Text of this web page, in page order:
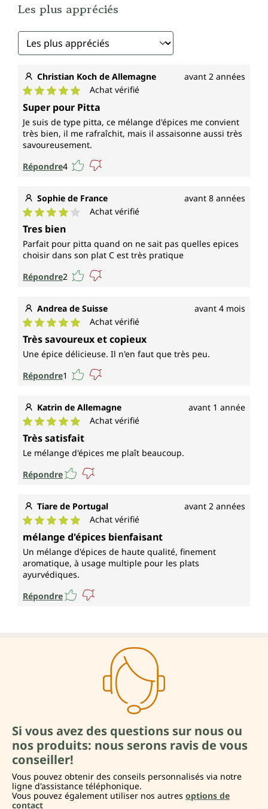
Les plus appréciés
Christian Koch de Allemagne avant 2 années
Note moyenne de 5 sur 5 étoiles
Achat vérifié
Super pour Pitta
Je suis de type pitta, ce mélange d'épices me convient
très bien, il me rafraîchit, mais il assaisonne aussi très
savoureusement.
Répondre4
Sophie de France avant 8 années
Note moyenne de 4 sur 5 étoiles
Achat vérifié
Tres bien
Parfait pour pitta quand on ne sait pas quelles epices
choisir dans son plat C est très pratique
Répondre2
Andrea de Suisse avant 4 mois
Note moyenne de 5 sur 5 étoiles
Achat vérifié
Très savoureux et copieux
Une épice délicieuse. Il n'en faut que très peu.
Répondre1
Katrin de Allemagne avant 1 année
Note moyenne de 5 sur 5 étoiles
Achat vérifié
Très satisfait
Le mélange d'épices me plaît beaucoup.
Répondre
Tiare de Portugal avant 2 années
Note moyenne de 5 sur 5 étoiles
Achat vérifié
mélange d'épices bienfaisant
Un mélange d'épices de haute qualité, finement
aromatique, à usage multiple pour les plats
ayurvédiques.
Répondre
Si vous avez des questions sur nous ou
nos produits: nous serons ravis de vous
conseiller!
Vous pouvez obtenir des conseils personnalisés via notre
ligne d'assistance téléphonique.
Vous pouvez également utiliser nos autres options de
contact